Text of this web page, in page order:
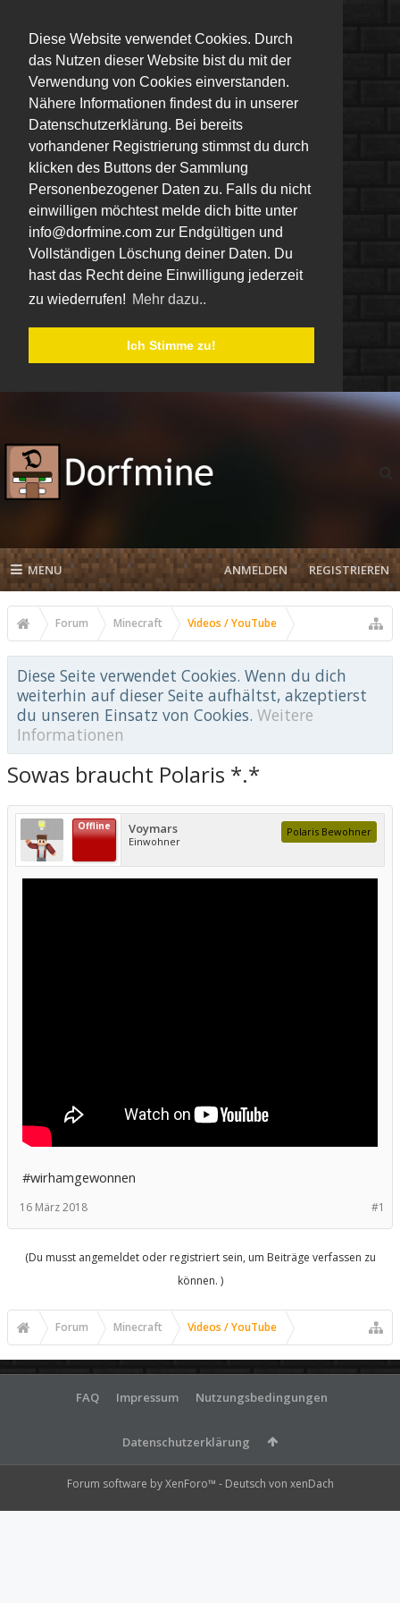
Diese Website verwendet Cookies. Durch
das Nutzen dieser Website bist du mit der
Verwendung von Cookies einverstanden.
Nähere Informationen findest du in unserer
Datenschutzerklärung. Bei bereits
vorhandener Registrierung stimmst du durch
klicken des Buttons der Sammlung
Personenbezogener Daten zu. Falls du nicht
einwilligen möchtest melde dich bitte unter
info@dorfmine.com zur Endgültigen und
Vollständigen Löschung deiner Daten. Du
hast das Recht deine Einwilligung jederzeit
zu wiederrufen! Mehr dazu..
Ich Stimme zu!
MENU ANMELDEN REGISTRIEREN
Forum Minecraft Videos / YouTube
Diese Seite verwendet Cookies. Wenn du dich
weiterhin auf dieser Seite aufhältst, akzeptierst
du unseren Einsatz von Cookies. Weitere
Informationen
Sowas braucht Polaris *.*
Offline Voymars
Einwohner
Polaris Bewohner
#wirhamgewonnen
#1
16 März 2018
(Du musst angemeldet oder registriert sein, um Beiträge verfassen zu
können. )
Forum Minecraft Videos / YouTube
FAQ Impressum Nutzungsbedingungen
Datenschutzerklärung
Forum software by XenForo™ - Deutsch von xenDach